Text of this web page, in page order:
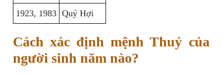
1923, 1983 Quý Hợi
Cách xác định mệnh Thuỷ của
người sinh năm nào?